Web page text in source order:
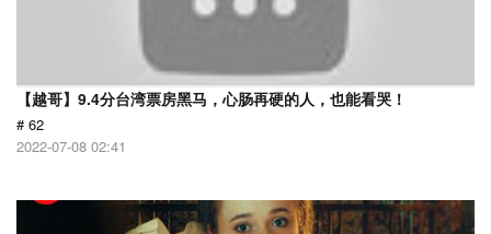
【越哥】9.4分台湾票房黑马，心肠再硬的人，也能看哭！
# 62
2022-07-08 02:41